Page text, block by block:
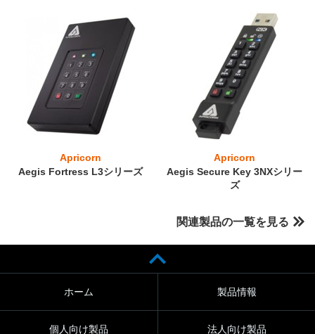
Apricorn
Aegis Fortress L3シリーズ
Apricorn
Aegis Secure Key 3NXシリー
ズ
関連製品の一覧を見る
ホーム 製品情報
個人向け製品 法人向け製品